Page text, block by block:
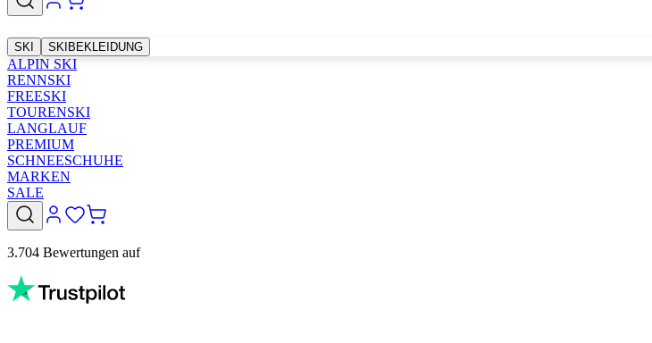
SKI SKIBEKLEIDUNG
ALPIN SKI
RENNSKI
FREESKI
TOURENSKI
LANGLAUF
PREMIUM
SCHNEESCHUHE
MARKEN
SALE
3.704 Bewertungen auf